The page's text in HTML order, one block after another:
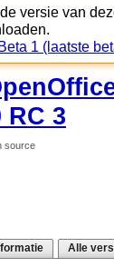
versie van
1 (laatste
RC 3
source
Alle